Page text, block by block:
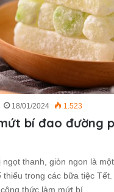
18/01/2024 1.523
bí đao đường
thanh, giòn ngon là
thiếu trong các bữa tiệc
thức làm mứt bí…